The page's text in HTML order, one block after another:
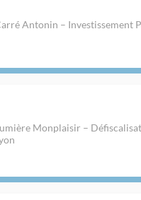
Antonin – Investissement
Monplaisir –